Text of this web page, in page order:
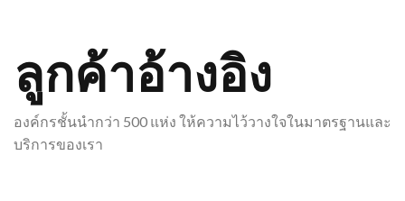
ลูกค้าอ้างอิง
องค์กรชั้นนำกว่า 500 แห่ง ให้ความไว้วางใจในมาตรฐานและ
บริการของเรา